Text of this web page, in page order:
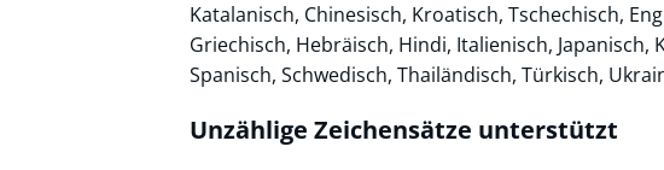
Katalanisch, Chinesisch, Kroatisch, Tschechisch,
Griechisch, Hebräisch, Hindi, Italienisch, Japanisch,
Spanisch, Schwedisch, Thailändisch, Türkisch,
Unzählige Zeichensätze unterstützt